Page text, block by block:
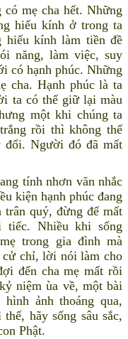
mẹ cha hết. Những
hiếu kính ở trong ta
hiếu kính làm tiền đề
năng, làm việc, suy
có hạnh phúc. Những
cha. Hạnh phúc là ta
ta có thể giữ lại màu
một khi chúng ta
rồi thì không thể
đổi. Người đó đã mất
tính nhơn văn nhắc
kiện hạnh phúc đang
quý, đừng để mất
Nhiều khi sống
trong gia đình mà
cử chỉ, lời nói làm cho
đến cha mẹ mất rồi
niệm ùa về, một bài
ảnh thoáng qua,
hãy sống sâu sắc,
Phật.